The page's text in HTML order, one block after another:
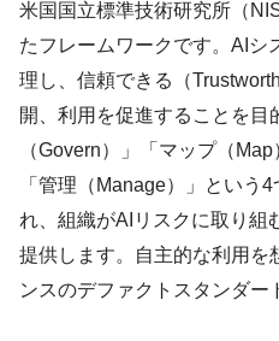
米国国立標準技術研究所（
たフレームワークです。AIシ
理し、信頼できる（
開、利用を促進することを目
（Govern）」「マップ（
「管理（Manage）」という
れ、組織がAIリスクに取り組
提供します。自主的な利用を
ンスのデファクトスタンダー